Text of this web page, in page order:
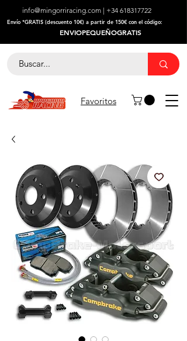
info@mingorriracing.com | +34 618317722
​Envío *GRATIS (descuento 10€) a partir de 150€ con el código:
ENVIOPEQUEÑOGRATIS
Favoritos